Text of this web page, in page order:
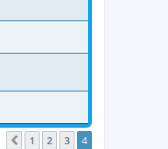
Поперед.
1 2 3 4